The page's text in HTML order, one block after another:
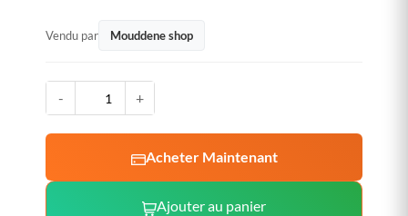
Vendu par Mouddene shop
- +
Acheter Maintenant
Ajouter au panier